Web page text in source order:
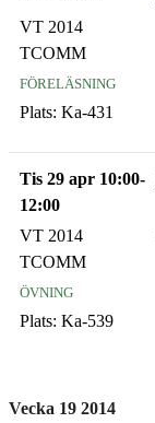
VT 2014
TCOMM
föreläsning
Plats: Ka-431
Tis 29 apr 10:00-
12:00
VT 2014
TCOMM
övning
Plats: Ka-539
Vecka 19 2014